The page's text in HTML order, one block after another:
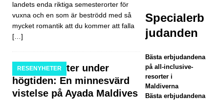
Trav
el
jakte
n på
landets enda riktiga semesterorter för
vuxna och en som är beströdd med så
mycket romantik att du kommer att falla
[…]
RESENYHETER
Höjdpunkter under
högtiden: En minnesvärd
vistelse på Ayada Maldives
Specialerb
judanden
Bästa erbjudandena
på all-inclusive-
resorter i
Maldiverna
Bästa erbjudandena